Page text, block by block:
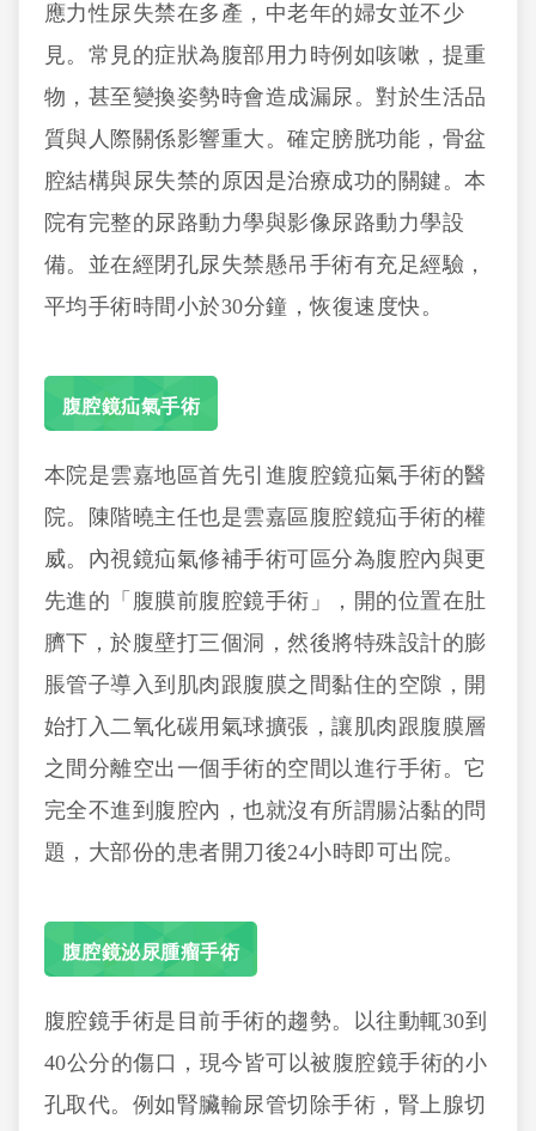
應力性尿失禁在多產，中老年的婦女並不少
見。常見的症狀為腹部用力時例如咳嗽，提重
物，甚至變換姿勢時會造成漏尿。對於生活品
質與人際關係影響重大。確定膀胱功能，骨盆
腔結構與尿失禁的原因是治療成功的關鍵。本
院有完整的尿路動力學與影像尿路動力學設
備。並在經閉孔尿失禁懸吊手術有充足經驗，
平均手術時間小於30分鐘，恢復速度快。
腹腔鏡疝氣手術
本院是雲嘉地區首先引進腹腔鏡疝氣手術的醫
院。陳階曉主任也是雲嘉區腹腔鏡疝手術的權
威。內視鏡疝氣修補手術可區分為腹腔內與更
先進的「腹膜前腹腔鏡手術」，開的位置在肚
臍下，於腹壁打三個洞，然後將特殊設計的膨
脹管子導入到肌肉跟腹膜之間黏住的空隙，開
始打入二氧化碳用氣球擴張，讓肌肉跟腹膜層
之間分離空出一個手術的空間以進行手術。它
完全不進到腹腔內，也就沒有所謂腸沾黏的問
題，大部份的患者開刀後24小時即可出院。
腹腔鏡泌尿腫瘤手術
腹腔鏡手術是目前手術的趨勢。以往動輒30到
40公分的傷口，現今皆可以被腹腔鏡手術的小
孔取代。例如腎臟輸尿管切除手術，腎上腺切